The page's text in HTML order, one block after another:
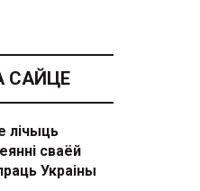
САЙЦЕ
лічыць
сваёй
Украіны